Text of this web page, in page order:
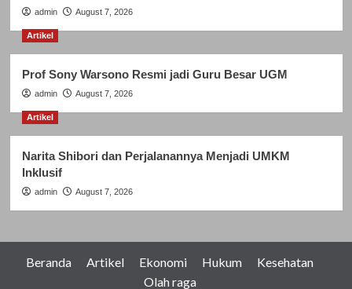
admin August 7, 2026
Artikel
Prof Sony Warsono Resmi jadi Guru Besar UGM
admin August 7, 2026
Artikel
Narita Shibori dan Perjalanannya Menjadi UMKM
Inklusif
admin August 7, 2026
Beranda Artikel Ekonomi Hukum
Kesehatan
Olah raga